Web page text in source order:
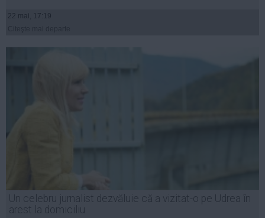
22 mai, 17:19
Un celebru jurnalist dezvăluie că a vizitat-o pe Udrea în
arest la domiciliu